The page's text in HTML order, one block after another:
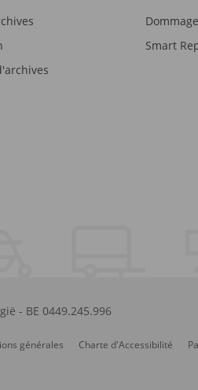
Smart
- BE 0449.245.996
générales Charte d'Accessibilité